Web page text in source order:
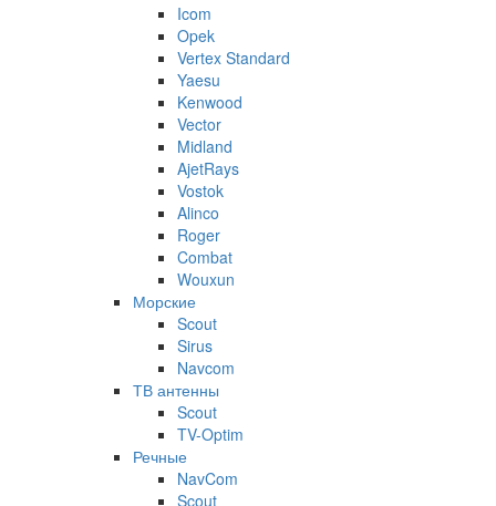
Icom
Opek
Vertex Standard
Yaesu
Kenwood
Vector
Midland
AjetRays
Vostok
Alinco
Roger
Combat
Wouxun
Морские
Scout
Sirus
Navcom
ТВ антенны
Scout
TV-Optim
Речные
NavCom
Scout